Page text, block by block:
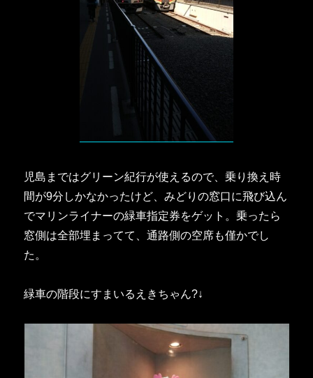
児島まではグリーン紀行が使えるので、乗り換え時
間が9分しかなかったけど、みどりの窓口に飛び込ん
でマリンライナーの緑車指定券をゲット。乗ったら
窓側は全部埋まってて、通路側の空席も僅かでし
た。
緑車の階段にすまいるえきちゃん?↓